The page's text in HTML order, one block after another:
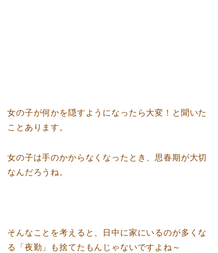
女の子が何かを隠すようになったら大変！と聞いた
ことあります。
女の子は手のかからなくなったとき、思春期が大切
なんだろうね。
そんなことを考えると、日中に家にいるのが多くな
る「夜勤」も捨てたもんじゃないですよね～